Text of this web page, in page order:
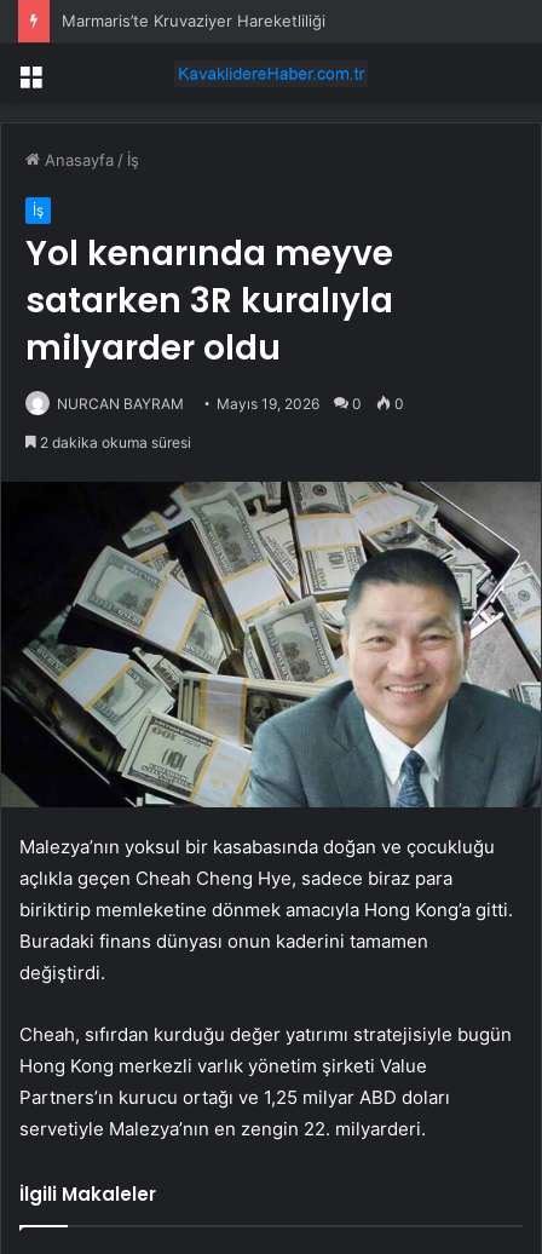
Marmaris’te Kruvaziyer Hareketliliği
Menü
Anasayfa / İş
İş
Yol kenarında meyve
satarken 3R kuralıyla
milyarder oldu
NURCAN BAYRAM Mayıs 19, 2026 0 0
2 dakika okuma süresi
Malezya’nın yoksul bir kasabasında doğan ve çocukluğu
açlıkla geçen Cheah Cheng Hye, sadece biraz para
biriktirip memleketine dönmek amacıyla Hong Kong’a gitti.
Buradaki finans dünyası onun kaderini tamamen
değiştirdi.
Cheah, sıfırdan kurduğu değer yatırımı stratejisiyle bugün
Hong Kong merkezli varlık yönetim şirketi Value
Partners’ın kurucu ortağı ve 1,25 milyar ABD doları
servetiyle Malezya’nın en zengin 22. milyarderi.
İlgili Makaleler